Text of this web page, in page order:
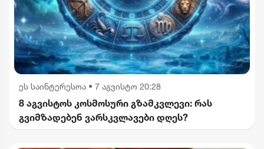
ეს საინტერესოა • 7 აგვისტო 20:28
8 აგვისტოს კოსმოსური გზამკვლევი: რას
გვიმზადებენ ვარსკვლავები დღეს?